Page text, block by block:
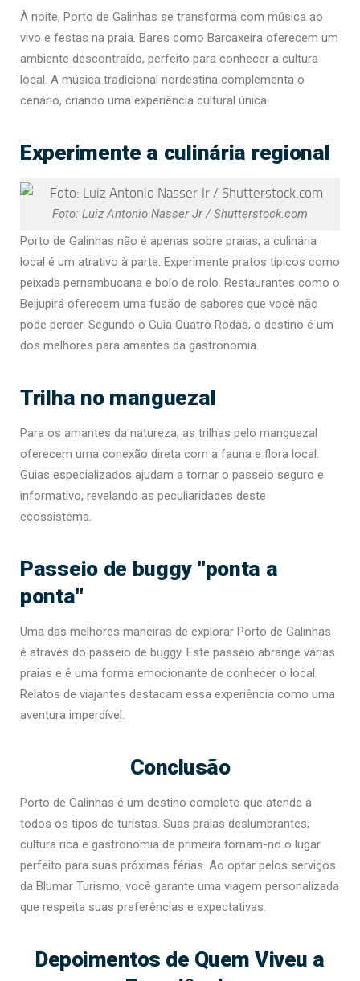
À noite, Porto de Galinhas se transforma com música ao
vivo e festas na praia. Bares como Barcaxeira oferecem um
ambiente descontraído, perfeito para conhecer a cultura
local. A música tradicional nordestina complementa o
cenário, criando uma experiência cultural única.
Experimente a culinária regional
Foto: Luiz Antonio Nasser Jr / Shutterstock.com
Porto de Galinhas não é apenas sobre praias; a culinária
local é um atrativo à parte. Experimente pratos típicos como
peixada pernambucana e bolo de rolo. Restaurantes como o
Beijupirá oferecem uma fusão de sabores que você não
pode perder. Segundo o Guia Quatro Rodas, o destino é um
dos melhores para amantes da gastronomia.
Trilha no manguezal
Para os amantes da natureza, as trilhas pelo manguezal
oferecem uma conexão direta com a fauna e flora local.
Guias especializados ajudam a tornar o passeio seguro e
informativo, revelando as peculiaridades deste
ecossistema.
Passeio de buggy "ponta a
ponta"
Uma das melhores maneiras de explorar Porto de Galinhas
é através do passeio de buggy. Este passeio abrange várias
praias e é uma forma emocionante de conhecer o local.
Relatos de viajantes destacam essa experiência como uma
aventura imperdível.
Conclusão
Porto de Galinhas é um destino completo que atende a
todos os tipos de turistas. Suas praias deslumbrantes,
cultura rica e gastronomia de primeira tornam-no o lugar
perfeito para suas próximas férias. Ao optar pelos serviços
da Blumar Turismo, você garante uma viagem personalizada
que respeita suas preferências e expectativas.
Depoimentos de Quem Viveu a